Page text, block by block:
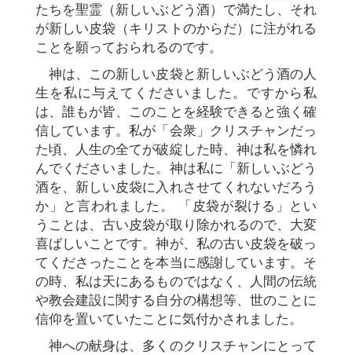
たちを聖霊（新しいぶどう酒）で満たし、それ
が新しい皮袋（キリストのからだ）に注がれる
ことを願っておられるのです。
神は、この新しい皮袋と新しいぶどう酒の人
生を私に与えてくださいました。ですから私
は、誰もが皆、このことを経験できると強く確
信しています。私が「会衆」クリスチャンだっ
た頃、人生の全てが破綻した時、神は私を憐れ
んでくださいました。神は私に「新しいぶどう
酒を、新しい皮袋に入れさせてくれないだろう
か」と言われました。 「皮袋が裂ける」とい
うことは、古い皮袋が取り除かれるので、大変
喜ばしいことです。神が、私の古い皮袋を破っ
てくださったことを本当に感謝しています。そ
の時、私は天にあるものではなく、人間の伝統
や教会建設に関する自分の構想等、世のことに
信仰を置いていたことに気付かされました。
神への献身は、多くのクリスチャンにとって